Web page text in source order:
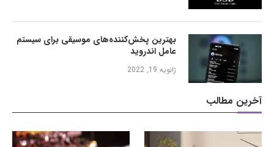
بهترین پخش‌کننده‌های موسیقی برای سیستم
عامل اندروید
ژانویه 19, 2022
آخرین مطالب